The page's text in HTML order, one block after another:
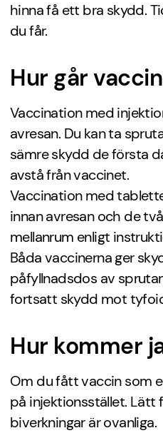
hinna få ett bra skydd.
du får.
Hur går
Vaccination med
avresan. Du kan ta
sämre skydd de första
avstå från vaccinet.
Vaccination med
innan avresan och de
mellanrum enligt
Båda vaccinerna ger
påfyllnadsdos av
fortsatt skydd mot
Hur kommer
Om du fått vaccin som
på injektionsstället. Lätt
biverkningar är ovanliga.